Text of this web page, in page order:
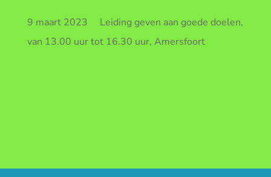
9 maart 2023 Leiding geven aan goede doelen,
van 13.00 uur tot 16.30 uur, Amersfoort